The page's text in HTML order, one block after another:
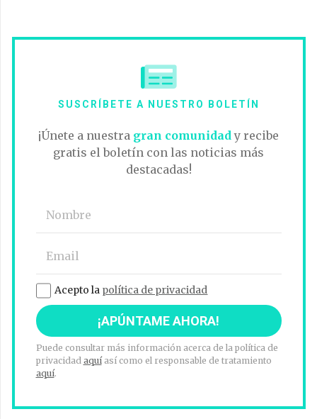
SUSCRÍBETE A NUESTRO BOLETÍN
¡Únete a nuestra gran comunidady recibe
gratis el boletín con las noticias más
destacadas!
Acepto la política de privacidad
Puede consultar más información acerca de la política de
privacidad aquíasí como el responsable de tratamiento
aquí.